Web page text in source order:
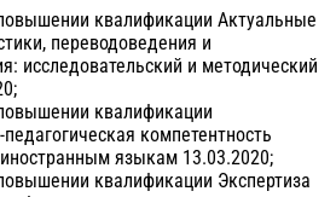
квалификации Актуальные
переводоведения и
исследовательский и методический
квалификации
компетентность
языкам 13.03.2020;
квалификации Экспертиза